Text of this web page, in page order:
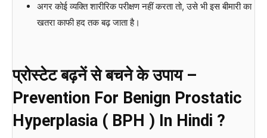
अगर कोई व्यक्ति शारीरिक परीक्षण नहीं करता तो, उसे भी इस बीमारी का
खतरा काफी हद तक बढ़ जाता है।
प्रोस्टेट बढ़नें से बचने के उपाय –
Prevention For Benign Prostatic
Hyperplasia ( BPH ) In Hindi ?